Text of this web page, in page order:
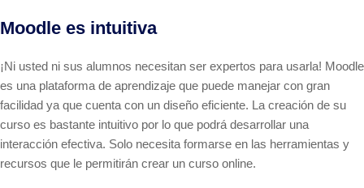
Moodle es intuitiva
¡Ni usted ni sus alumnos necesitan ser expertos para usarla! Moodle
es una plataforma de aprendizaje que puede manejar con gran
facilidad ya que cuenta con un diseño eficiente. La creación de su
curso es bastante intuitivo por lo que podrá desarrollar una
interacción efectiva. Solo necesita formarse en las herramientas y
recursos que le permitirán crear un curso online.